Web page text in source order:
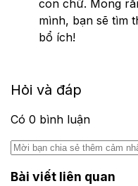
con chữ. Mong
mình, bạn sẽ tìm
bổ ích!
Hỏi và đáp
Có 0 bình luận
Bài viết liên quan